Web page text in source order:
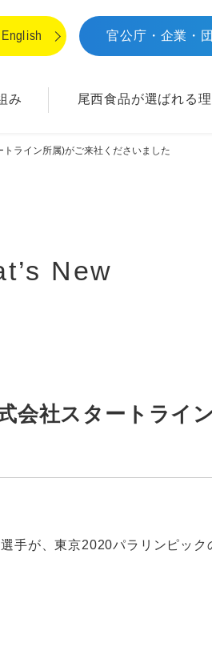
官公庁・企業・
み 尾西食品が選ばれる
ライン所属)がご来社くださいました
New
会社スタートライ
手が、東京2020パラリンピッ